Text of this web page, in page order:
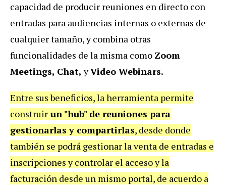
capacidad de producir reuniones en directo con
entradas para audiencias internas o externas de
cualquier tamaño, y combina otras
funcionalidades de la misma como Zoom
Meetings, Chat, yVideo Webinars.
Entre sus beneficios, la herramienta permite
construir un "hub" de reuniones para
gestionarlas y compartirlas, desde donde
también se podrá gestionar la venta de entradas e
inscripciones y controlar el acceso y la
facturación desde un mismo portal, de acuerdo a